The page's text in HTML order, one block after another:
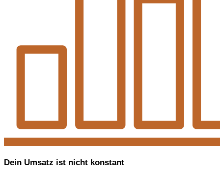
Dein Umsatz ist nicht konstant